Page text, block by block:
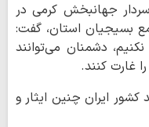
سردار جهانبخش کرمی در
بسیجیان استان، گفت:
دشمنان می‌توانند
غارت کنند.
کشور ایران چنین ایثار و